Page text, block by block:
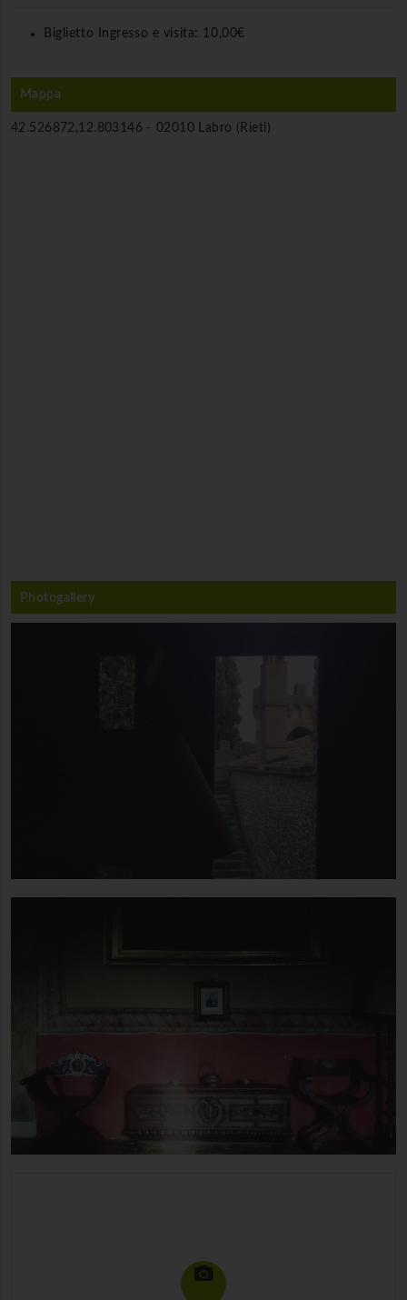
Biglietto Ingresso e visita: 10,00€
Mappa
42.526872,12.803146 - 02010 Labro (Rieti)
Photogallery